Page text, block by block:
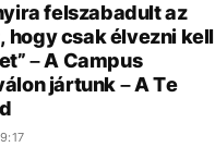
felszabadult az
hogy csak élvezni kell
– A Campus
jártunk – A Te